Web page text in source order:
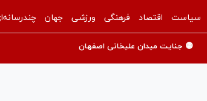
سیاست اقتصاد فرهنگی ورزشی جهان
🟡 جنایت میدان علیخانی اصفهان